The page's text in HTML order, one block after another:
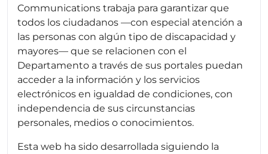
Communications trabaja para garantizar que
todos los ciudadanos —con especial atención a
las personas con algún tipo de discapacidad y
mayores— que se relacionen con el
Departamento a través de sus portales puedan
acceder a la información y los servicios
electrónicos en igualdad de condiciones, con
independencia de sus circunstancias
personales, medios o conocimientos.
Esta web ha sido desarrollada siguiendo la